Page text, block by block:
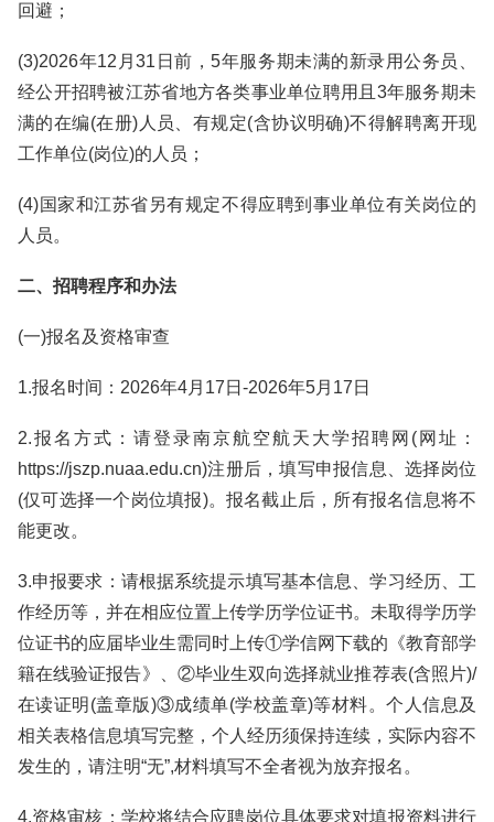
回避；
(3)2026年12月31日前，5年服务期未满的新录用公务员、
经公开招聘被江苏省地方各类事业单位聘用且3年服务期未
满的在编(在册)人员、有规定(含协议明确)不得解聘离开现
工作单位(岗位)的人员；
(4)国家和江苏省另有规定不得应聘到事业单位有关岗位的
人员。
二、招聘程序和办法
(一)报名及资格审查
1.报名时间：2026年4月17日-2026年5月17日
2.报名方式：请登录南京航空航天大学招聘网(网址：
https://jszp.nuaa.edu.cn)注册后，填写申报信息、选择岗位
(仅可选择一个岗位填报)。报名截止后，所有报名信息将不
能更改。
3.申报要求：请根据系统提示填写基本信息、学习经历、工
作经历等，并在相应位置上传学历学位证书。未取得学历学
位证书的应届毕业生需同时上传①学信网下载的《教育部学
籍在线验证报告》、②毕业生双向选择就业推荐表(含照片)/
在读证明(盖章版)③成绩单(学校盖章)等材料。个人信息及
相关表格信息填写完整，个人经历须保持连续，实际内容不
发生的，请注明“无”,材料填写不全者视为放弃报名。
4.资格审核：学校将结合应聘岗位具体要求对填报资料进行